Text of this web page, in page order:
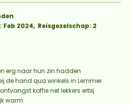
2024, Reisgezelschap: 2
erg naar hun zin hadden
de hand qua winkels in Lemmer
koffie net lekkers erbij
warm